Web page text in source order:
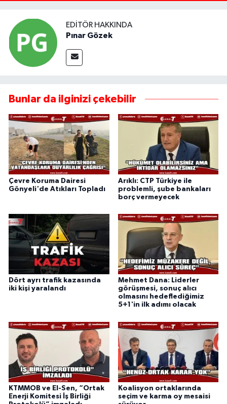
EDITÖR HAKKINDA
Pınar Gözek
Bunlar da ilginizi çekebilir
Çevre Koruma Dairesi
Gönyeli'de Atıkları Topladı
Arıklı: CTP Türkiye ile
problemli, şube bankaları
borç vermeyecek
Dört ayrı trafik kazasında
iki kişi yaralandı
Mehmet Dana: Liderler
görüşmesi, sonuç alıcı
olmasını hedeflediğimiz
5+1'in ilk adımı olacak
KTMMOB ve El-Sen, “Ortak
Enerji Komitesi İş Birliği
Koalisyon ortaklarında
seçim ve karma oy mesaisi